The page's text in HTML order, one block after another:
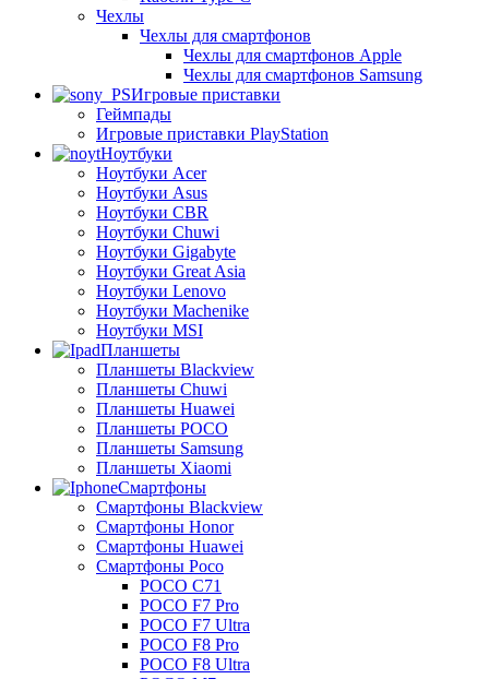
Чехлы
Чехлы для смартфонов
Чехлы для смартфонов Apple
Чехлы для смартфонов Samsung
Игровые приставки
Геймпады
Игровые приставки PlayStation
Ноутбуки
Ноутбуки Acer
Ноутбуки Asus
Ноутбуки CBR
Ноутбуки Chuwi
Ноутбуки Gigabyte
Ноутбуки Great Asia
Ноутбуки Lenovo
Ноутбуки Machenike
Ноутбуки MSI
Планшеты
Планшеты Blackview
Планшеты Chuwi
Планшеты Huawei
Планшеты POCO
Планшеты Samsung
Планшеты Xiaomi
Смартфоны
Смартфоны Blackview
Смартфоны Honor
Смартфоны Huawei
Смартфоны Poco
POCO C71
POCO F7 Pro
POCO F7 Ultra
POCO F8 Pro
POCO F8 Ultra